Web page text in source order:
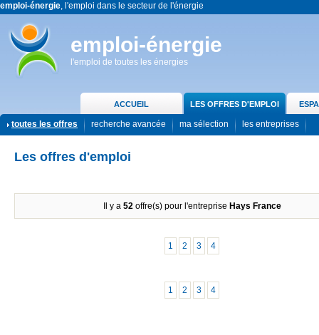
emploi-énergie, l'emploi dans le secteur de l'énergie
emploi-énergie
l'emploi de toutes les énergies
ACCUEIL LES OFFRES D'EMPLOI
toutes les offres recherche avancée ma sélection les entreprises
Les offres d'emploi
Il y a 52offre(s) pour l'entreprise Hays France
1 2 3 4
1 2 3 4